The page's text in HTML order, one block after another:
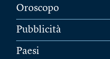
Oroscopo
Pubblicità
Paesi